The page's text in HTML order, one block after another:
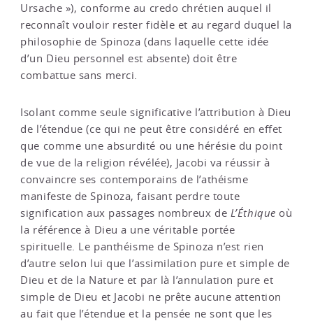
Ursache »), conforme au credo chrétien auquel il
reconnaît vouloir rester fidèle et au regard duquel la
philosophie de Spinoza (dans laquelle cette idée
d’un Dieu personnel est absente) doit être
combattue sans merci.
Isolant comme seule significative l’attribution à Dieu
de l’étendue (ce qui ne peut être considéré en effet
que comme une absurdité ou une hérésie du point
de vue de la religion révélée), Jacobi va réussir à
convaincre ses contemporains de l’athéisme
manifeste de Spinoza, faisant perdre toute
signification aux passages nombreux de L’Éthique où
la référence à Dieu a une véritable portée
spirituelle. Le panthéisme de Spinoza n’est rien
d’autre selon lui que l’assimilation pure et simple de
Dieu et de la Nature et par là l’annulation pure et
simple de Dieu et Jacobi ne prête aucune attention
au fait que l’étendue et la pensée ne sont que les